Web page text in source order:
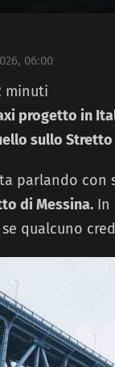
06:00
minuti
progetto in
sullo Stretto
parlando con
di Messina. In
qualcuno